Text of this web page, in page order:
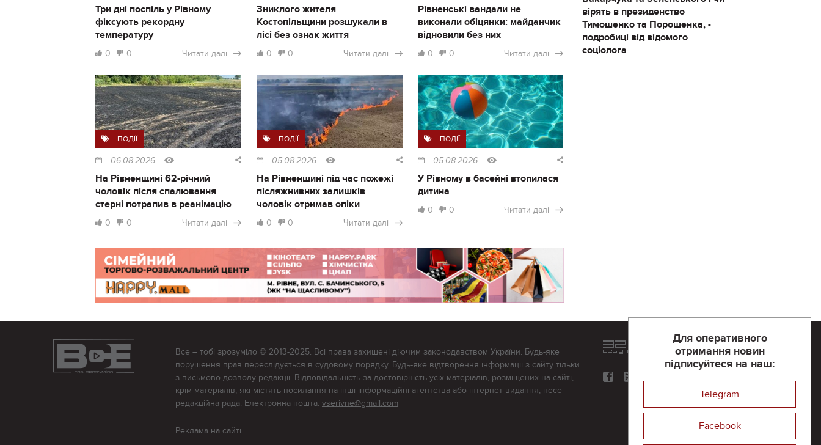
Три дні поспіль у Рівному
фіксують рекордну
температуру
0 0 Читати далі
Зниклого жителя
Костопільщини розшукали в
лісі без ознак життя
0 0 Читати далі
Рівненські вандали не
виконали обіцянки: майданчик
відновили без них
0 0 Читати далі
ПОДІЇ
06.08.2026
На Рівненщині 62-річний
чоловік після спалювання
стерні потрапив в реанімацію
0 0 Читати далі
ПОДІЇ
05.08.2026
На Рівненщині під час пожежі
післяжнивних залишків
чоловік отримав опіки
0 0 Читати далі
ПОДІЇ
05.08.2026
У Рівному в басейні втопилася
дитина
0 0 Читати далі
вірять в президенство
Тимошенко та Порошенка, -
подробиці від відомого
соціолога
Для оперативного
отримання новин
підписуйтеся на наш:
Telegram
Facebook
Все – тобі зрозуміло © 2013-2025. Всі права захищені діючим законодавством України. Будь-яке
порушення прав переслідується в судовому порядку. Будь-яке відтворення інформації з сайту тільки
з письмово дозволу редакції. Відповідальність за достовірність усіх матеріалів, розміщених на сайті,
крім матеріалів, які містять посилання на інші інформаційні агентства або інтернет-видання, несе
редакційна рада. Електронна пошта: vserivne@gmail.com
Реклама на сайті
Розроблений та підтримується
компанії 32х32